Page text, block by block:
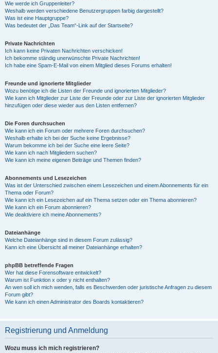
Wie werde ich Gruppenleiter?
Weshalb werden verschiedene Benutzergruppen farbig dargestellt?
Was ist eine Hauptgruppe?
Was bedeutet der „Das Team“-Link auf der Startseite?
Private Nachrichten
Ich kann keine Privaten Nachrichten verschicken!
Ich bekomme ständig unerwünschte Private Nachrichten!
Ich habe eine Spam-E-Mail von einem Mitglied dieses Forums erhalten!
Freunde und ignorierte Mitglieder
Wozu benötige ich die Listen der Freunde und ignorierten Mitglieder?
Wie kann ich Mitglieder zur Liste der Freunde oder zur Liste der ignorierten Mitglieder
hinzufügen oder diese wieder aus den Listen entfernen?
Die Foren durchsuchen
Wie kann ich ein Forum oder mehrere Foren durchsuchen?
Weshalb erhalte ich bei der Suche keine Ergebnisse?
Warum bekomme ich bei der Suche eine leere Seite?
Wie kann ich nach Mitgliedern suchen?
Wie kann ich meine eigenen Beiträge und Themen finden?
Abonnements und Lesezeichen
Was ist der Unterschied zwischen einem Lesezeichen und einem Abonnements für ein
Thema oder Forum?
Wie kann ich ein Lesezeichen auf ein Thema setzen oder ein Thema abonnieren?
Wie kann ich ein Forum abonnieren?
Wie deaktiviere ich meine Abonnements?
Dateianhänge
Welche Dateianhänge sind in diesem Forum zulässig?
Kann ich eine Übersicht all meiner Dateianhänge erhalten?
phpBB betreffende Fragen
Wer hat diese Forensoftware entwickelt?
Warum ist Funktion x oder y nicht enthalten?
An wen soll ich mich wenden, falls es Beschwerden oder juristische Anfragen zu diesem
Forum gibt?
Wie kann ich einen Administrator des Boards kontaktieren?
Registrierung und Anmeldung
Wozu muss ich mich registrieren?